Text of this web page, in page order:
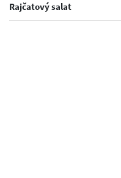
Rajčatový salat